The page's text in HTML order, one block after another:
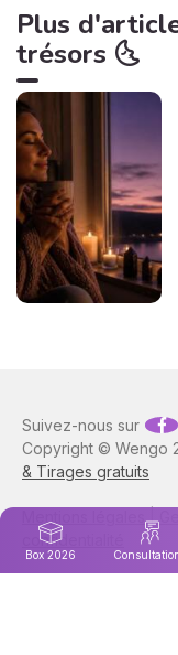
Plus
trésors 🌜
Box 2026
Copyright © Wengo
& Tirages gratuits
|
confidentialité
Suivez-nous sur
Retrouvez